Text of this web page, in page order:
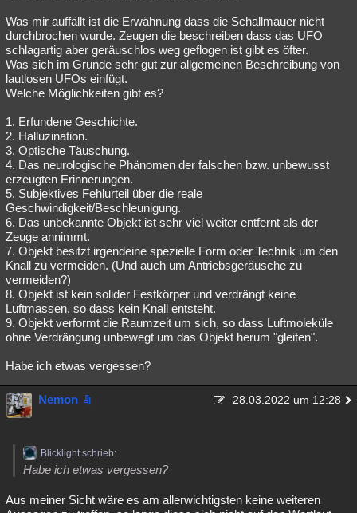
Was mir auffällt ist die Erwähnung dass die Schallmauer nicht
durchbrochen wurde. Zeugen die beschreiben dass das UFO
schlagartig aber geräuschlos weg geflogen ist gibt es öfter.
Was sich im Grunde sehr gut zur allgemeinen Beschreibung von
lautlosen UFOs einfügt.
Welche Möglichkeiten gibt es?
1. Erfundene Geschichte.
2. Halluzination.
3. Optische Täuschung.
4. Das neurologische Phänomen der falschen bzw. unbewusst
erzeugten Erinnerungen.
5. Subjektives Fehlurteil über die reale
Geschwindigkeit/Beschleunigung.
6. Das unbekannte Objekt ist sehr viel weiter entfernt als der
Zeuge annimmt.
7. Objekt besitzt irgendeine spezielle Form oder Technik um den
Knall zu vermeiden. (Und auch um Antriebsgeräusche zu
vermeiden?)
8. Objekt ist kein solider Festkörper und verdrängt keine
Luftmassen, so dass kein Knall entsteht.
9. Objekt verformt die Raumzeit um sich, so dass Luftmoleküle
ohne Verdrängung unbewegt um das Objekt herum "gleiten".
Habe ich etwas vergessen?
Nemon 28.03.2022 um 12:28
Blicklight schrieb:
Habe ich etwas vergessen?
Aus meiner Sicht wäre es am allerwichtigsten keine weiteren